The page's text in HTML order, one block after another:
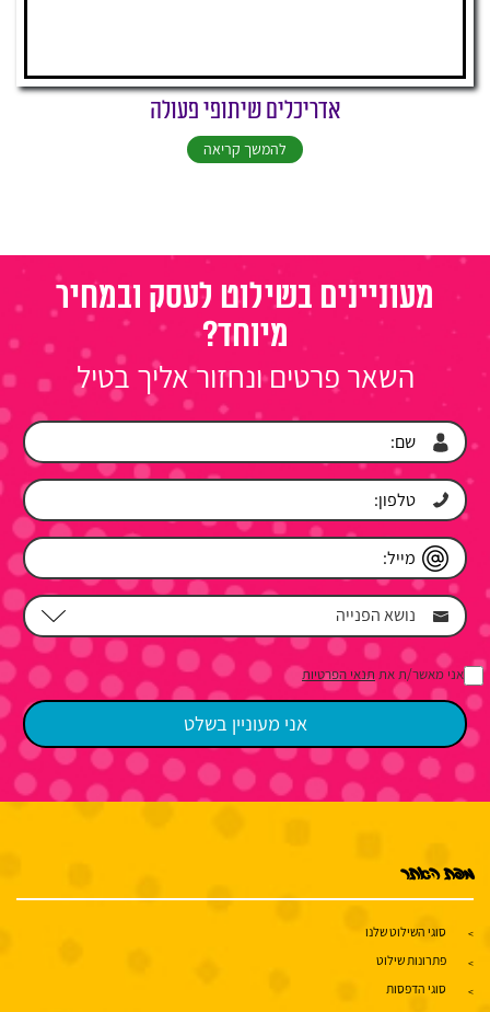
אדריכלים שיתופי פעולה
להמשך קריאה
מעוניינים בשילוט לעסק ובמחיר
מיוחד?
השאר פרטים ונחזור אליך בטיל
אני מאשר/ת את תנאי הפרטיות
מפת האתר
סוגי השילוט שלנו
פתרונות שילוט
סוגי הדפסות